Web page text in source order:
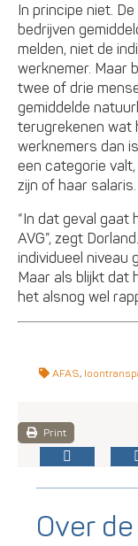
In principe niet.
bedrijven
melden, niet de
werknemer. Maar
twee of drie
gemiddelde
terugrekenen wat
werknemers dan
een categorie
zijn of haar salaris.
“In dat geval
AVG”, zegt
individueel niveau
Maar als blijkt dat
het alsnog wel
AFAS,
Print
Over